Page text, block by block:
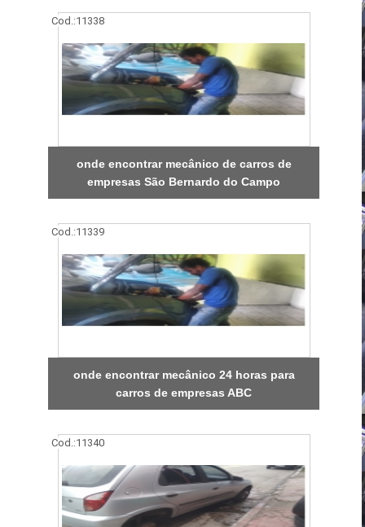
Cod.:11338
onde encontrar mecânico de carros de
empresas São Bernardo do Campo
Cod.:11339
onde encontrar mecânico 24 horas para
carros de empresas ABC
Cod.:11340